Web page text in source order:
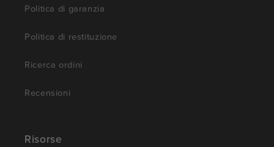
Politica di garanzia
Politica di restituzione
Ricerca ordini
Recensioni
Risorse